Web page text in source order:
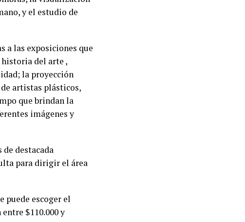
y el estudio de
a las exposiciones que
del arte ,
la proyección
artistas plásticos,
que brindan la
imágenes y
destacada
para dirigir el área
puede escoger el
$110.000 y